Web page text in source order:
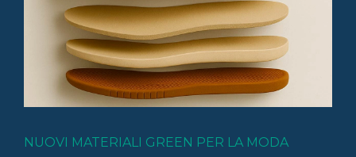
NUOVI MATERIALI GREEN PER LA MODA